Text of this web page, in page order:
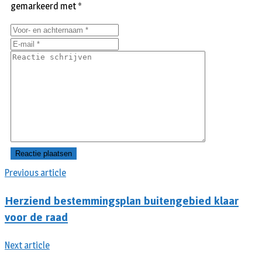
Previous article
Herziend bestemmingsplan buitengebied klaar
voor de raad
Next article
gemarkeerd met *